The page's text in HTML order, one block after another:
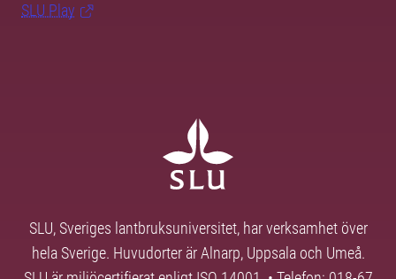
SLU Play
SLU, Sveriges lantbruksuniversitet, har verksamhet över
hela Sverige. Huvudorter är Alnarp, Uppsala och Umeå.